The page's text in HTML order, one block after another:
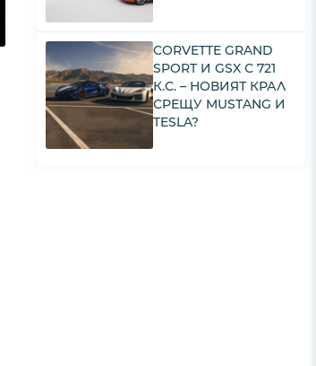
CORVETTE GRAND
SPORT И GSX С 721
К.С. – НОВИЯТ КРАЛ
СРЕЩУ MUSTANG И
TESLA?